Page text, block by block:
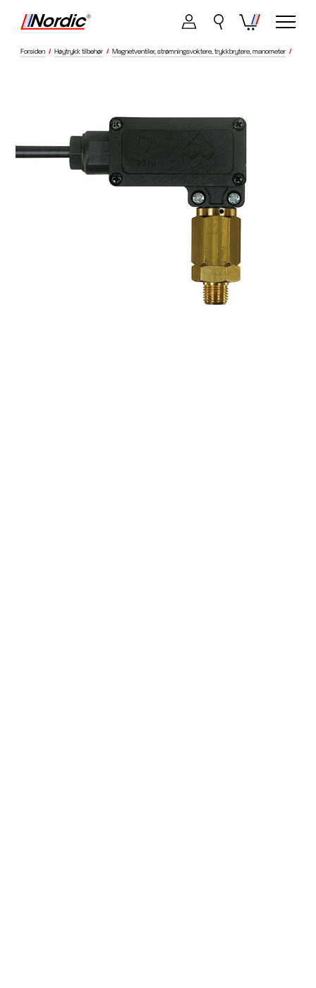
Forsiden / Høytrykk tilbehør / Magnetventiler, strømningsvoktere, trykkbrytere, manometer /